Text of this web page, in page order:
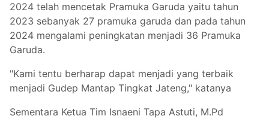
2024 telah mencetak Pramuka Garuda yaitu tahun
2023 sebanyak 27 pramuka garuda dan pada tahun
2024 mengalami peningkatan menjadi 36 Pramuka
Garuda.
"Kami tentu berharap dapat menjadi yang terbaik
menjadi Gudep Mantap Tingkat Jateng," katanya
Sementara Ketua Tim Isnaeni Tapa Astuti, M.Pd